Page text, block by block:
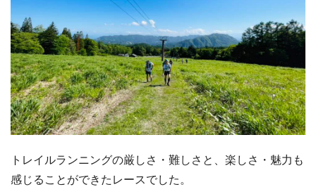
トレイルランニングの厳しさ・難しさと、楽しさ・魅力も
感じることができたレースでした。